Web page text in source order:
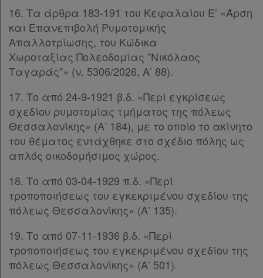
Ομαδικά
πακέτα
Παροχές
σε
συνδρομητές
Ενεργοί
συνδρομητές
αγαπημένα
μου
16. Τα άρθρα 183-191 του Κεφαλαίου Ε’ «Άρση
και Επανεπιβολή Ρυμοτομικής
Απαλλοτρίωσης, του Κώδικα
Χωροταξίας Πολεοδομίας ''Νικόλαος
Ταγαράς"» (ν. 5306/2026, Α’ 88).
17. Το από 24-9-1921 β.δ. «Περί εγκρίσεως
σχεδίου ρυμοτομίας τμήματος της πόλεως
Θεσσαλονίκης» (Α’ 184), με το οποίο το ακίνητο
του θέματος εντάχθηκε στο σχέδιο πόλης ως
απλός οικοδομήσιμος χώρος.
18. Το από 03-04-1929 π.δ. «Περί
τροποποιήσεως του εγκεκριμένου σχεδίου της
πόλεως Θεσσαλονίκης» (Α’ 135).
19. Το από 07-11-1936 β.δ. «Περί
τροποποιήσεως του εγκεκριμένου σχεδίου της
πόλεως Θεσσαλονίκης» (Α’ 501).